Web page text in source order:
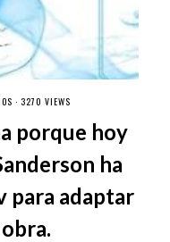
· 3270 VIEWS
porque hoy
ha
para adaptar